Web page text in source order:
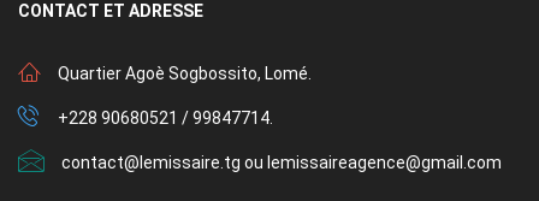
CONTACT ET ADRESSE
Quartier Agoè Sogbossito, Lomé.
+228 90680521 / 99847714.
contact@lemissaire.tg ou lemissaireagence@gmail.com